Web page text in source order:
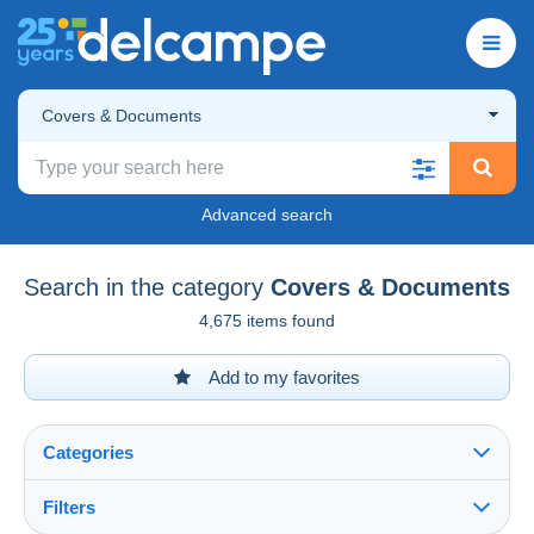
Covers & Documents
Advanced search
Search in the category Covers & Documents
4,675 items found
Add to my favorites
Categories
Filters